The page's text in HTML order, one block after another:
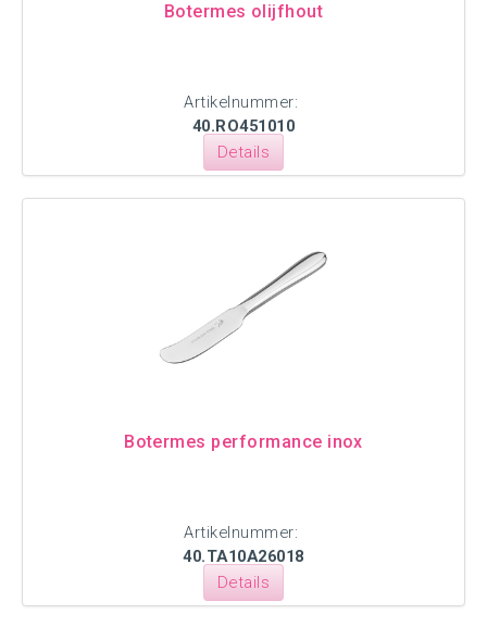
Botermes olijfhout
Artikelnummer:
40.RO451010
Details
Botermes performance inox
Artikelnummer:
40.TA10A26018
Details